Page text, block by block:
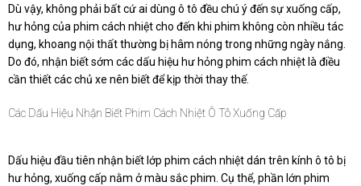
Dù vậy, không phải bất cứ ai dùng ô tô đều chú ý đến sự xuống cấp,
hư hỏng của phim cách nhiệt cho đến khi phim không còn nhiều tác
dụng, khoang nội thất thường bị hâm nóng trong những ngày nắng.
Do đó, nhận biết sớm các dấu hiệu hư hỏng phim cách nhiệt là điều
cần thiết các chủ xe nên biết để kịp thời thay thế.
Các Dấu Hiệu Nhận Biết Phim Cách Nhiệt Ô Tô Xuống Cấp
Dấu hiệu đầu tiên nhận biết lớp phim cách nhiệt dán trên kính ô tô bị
hư hỏng, xuống cấp nằm ở màu sắc phim. Cụ thể, phần lớn phim